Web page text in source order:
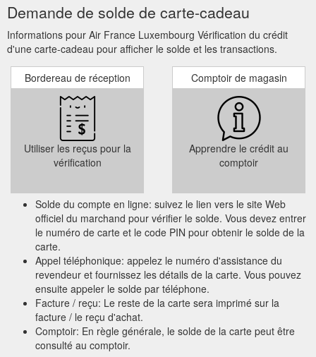
Demande de solde de carte-cadeau
Informations pour Air France Luxembourg Vérification du crédit
d'une carte-cadeau pour afficher le solde et les transactions.
Bordereau de réception
Utiliser les reçus pour la
vérification
Comptoir de magasin
Apprendre le crédit au
comptoir
Solde du compte en ligne: suivez le lien vers le site Web
officiel du marchand pour vérifier le solde. Vous devez entrer
le numéro de carte et le code PIN pour obtenir le solde de la
carte.
Appel téléphonique: appelez le numéro d'assistance du
revendeur et fournissez les détails de la carte. Vous pouvez
ensuite appeler le solde par téléphone.
Facture / reçu: Le reste de la carte sera imprimé sur la
facture / le reçu d'achat.
Comptoir: En règle générale, le solde de la carte peut être
consulté au comptoir.